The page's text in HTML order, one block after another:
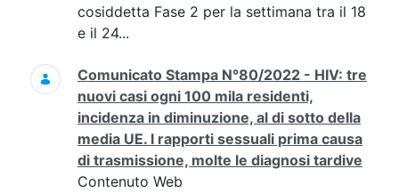
cosiddetta Fase 2 per la settimana tra il 18
e il 24...
Comunicato Stampa N°80/2022 - HIV: tre
nuovi casi ogni 100 mila residenti,
incidenza in diminuzione, al di sotto della
media UE. I rapporti sessuali prima causa
di trasmissione, molte le diagnosi tardive
Contenuto Web